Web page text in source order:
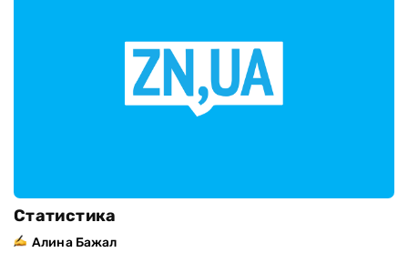
Статистика
Алина Бажал